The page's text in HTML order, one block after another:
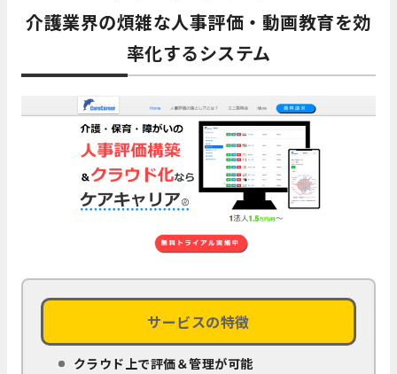
介護業界の煩雑な人事評価・動画教育を効
率化するシステム
サービスの特徴
クラウド上で評価＆管理が可能